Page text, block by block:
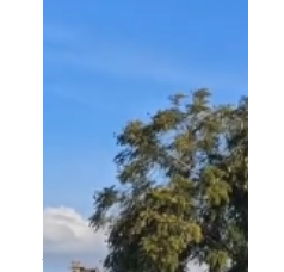
paciência
pensamento
crítico
para
jovens
desenvolver
habilidades
cognitivas,
espaciais
matemáticas,